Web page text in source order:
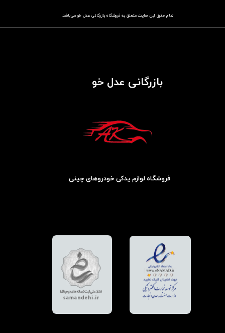
تمام حقوق این سایت متعلق به فروشگاهباز​​​​​​​رگانی عدل خو می‌باشد.
بازرگانی عدل خو
فروشگاه لوازم یدکی خودروهای چینی